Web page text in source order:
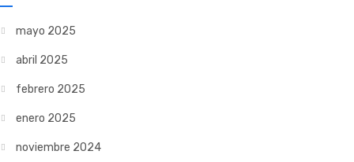
mayo 2025
abril 2025
febrero 2025
enero 2025
noviembre 2024